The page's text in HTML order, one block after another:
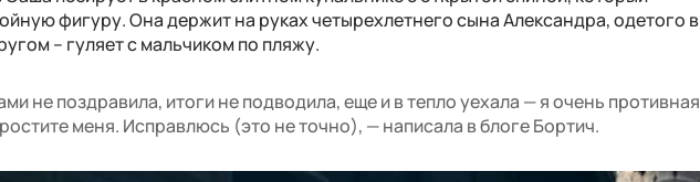
фигуру. Она держит на руках четырехлетнего сына Александра, одетого в
– гуляет с мальчиком по пляжу.
не поздравила, итоги не подводила, еще и в тепло уехала — я очень противная
меня. Исправлюсь (это не точно), — написала в блоге Бортич.